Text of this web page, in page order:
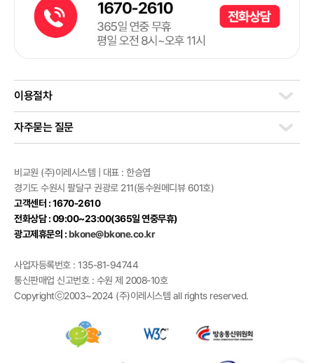
이용절차
자주묻는 질문
비교원 (주)이레시스템 | 대표 : 한승엽
경기도 수원시 팔달구 권광로 211(동수원메디뷰 601호)
고객센터 : 1670-2610
전화상담 : 09:00~23:00(365일 연중무휴)
광고제휴문의 :bkone@bkone.co.kr
사업자등록번호 : 135-81-94744
통신판매업 신고번호 : 수원 제 2008-10호
Copyrightⓒ2003~2024 (주)이레시스템 all rights reserved.